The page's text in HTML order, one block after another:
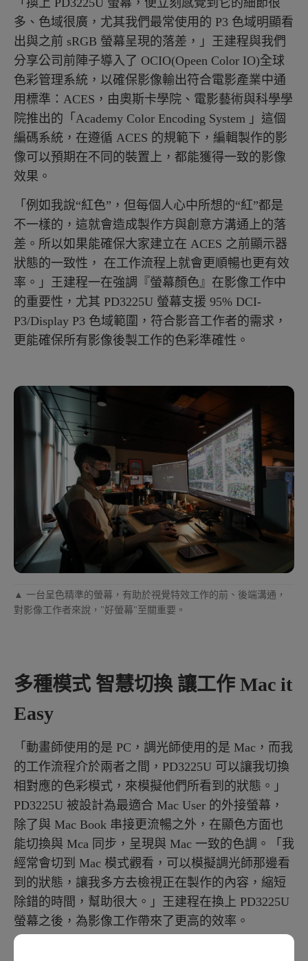
多、色域很廣，尤其我們最常使用的 P3 色域明顯看
出與之前 sRGB 螢幕呈現的落差，」王建程與我們
分享公司前陣子導入了 OCIO(Opeen Color IO)全球
色彩管理系統，以確保影像輸出符合電影產業中通
用標準：ACES，由奧斯卡學院、電影藝術與科學學
院推出的「Academy Color Encoding System 」這個
編碼系統，在遵循 ACES 的規範下，編輯製作的影
像可以預期在不同的裝置上，都能獲得一致的影像
效果。
「例如我說“紅色”，但每個人心中所想的“紅”都是
不一樣的，這就會造成製作方與創意方溝通上的落
差。所以如果能確保大家建立在 ACES 之前顯示器
狀態的一致性， 在工作流程上就會更順暢也更有效
率。」王建程一在強調『螢幕顏色』在影像工作中
的重要性，尤其 PD3225U 螢幕支援 95% DCI-
P3/Display P3 色域範圍，符合影音工作者的需求，
更能確保所有影像後製工作的色彩準確性。
▲ 一台呈色精準的螢幕，有助於視覺特效工作的前、後端溝通，
對影像工作者來說，"好螢幕"至關重要。
多種模式 智慧切換 讓工作 Mac it
Easy
「動畫師使用的是 PC，調光師使用的是 Mac，而我
的工作流程介於兩者之間，PD3225U 可以讓我切換
相對應的色彩模式，來模擬他們所看到的狀態。」
PD3225U 被設計為最適合 Mac User 的外接螢幕，
除了與 Mac Book 串接更流暢之外，在顯色方面也
能切換與 Mca 同步，呈現與 Mac 一致的色調。「我
經常會切到 Mac 模式觀看，可以模擬調光師那邊看
到的狀態，讓我多方去檢視正在製作的內容，縮短
除錯的時間，幫助很大。」王建程在換上 PD3225U
螢幕之後，為影像工作帶來了更高的效率。